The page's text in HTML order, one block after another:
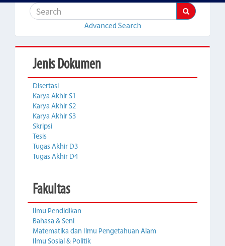
Advanced Search
Jenis Dokumen
Disertasi
Karya Akhir S1
Karya Akhir S2
Karya Akhir S3
Skripsi
Tesis
Tugas Akhir D3
Tugas Akhir D4
Fakultas
Ilmu Pendidikan
Bahasa & Seni
Matematika dan Ilmu Pengetahuan Alam
Ilmu Sosial & Politik